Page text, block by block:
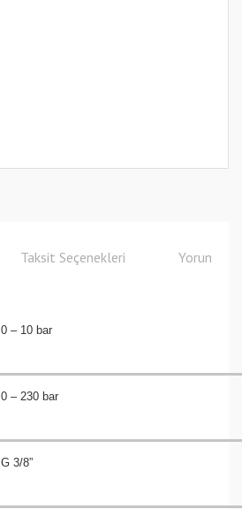
Taksit Seçenekleri Yorumlar
0 – 10 bar
0 – 230 bar
G 3/8”